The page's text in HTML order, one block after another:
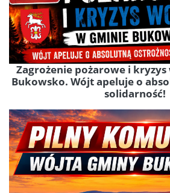
Zagrożenie pożarowe i
Bukowsko. Wójt apeluje o
solidarność!